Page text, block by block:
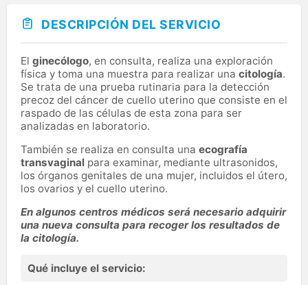
médico posible a quienes ponen su confianza en
nosotros, garantizando un trato cercano y único para
cada paciente.
La Clínica Madrid Castellana, una moderna clínica
situada en una de las zonas más prestigiosas de
Madrid, está equipada con la tecnología más avanzada.
Nos dedicamos a mejorar constantemente nuestros
servicios para ofrecer a los pacientes una atención
Contamos con el mejor cuadro médico para cada una de
nuestras 27 especialidades y ofrecemos una amplia
cartera de servicios para atender todas las necesidades
DESCRIPCIÓN DEL SERVICIO
El ginecólogo, en consulta, realiza una exploración
física y toma una muestra para realizar una citología.
Se trata de una prueba rutinaria para la detección
precoz del cáncer de cuello uterino que consiste en el
raspado de las células de esta zona para ser
analizadas en laboratorio.
También se realiza en consulta una ecografía
transvaginal para examinar, mediante ultrasonidos,
los órganos genitales de una mujer, incluidos el útero,
los ovarios y el cuello uterino.
En algunos centros médicos será necesario adquirir
una nueva consulta para recoger los resultados de
la citología.
Qué incluye el servicio: